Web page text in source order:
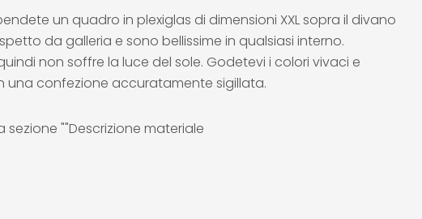
un quadro in plexiglas di dimensioni XXL sopra il divano
da galleria e sono bellissime in qualsiasi interno.
non soffre la luce del sole. Godetevi i colori vivaci e
una confezione accuratamente sigillata.
""Descrizione materiale